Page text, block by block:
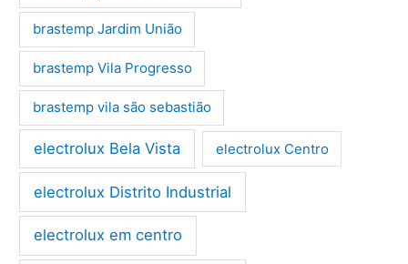
brastemp Jardim União
brastemp Vila Progresso
brastemp vila são sebastião
electrolux Bela Vista electrolux Centro
electrolux Distrito Industrial
electrolux em centro